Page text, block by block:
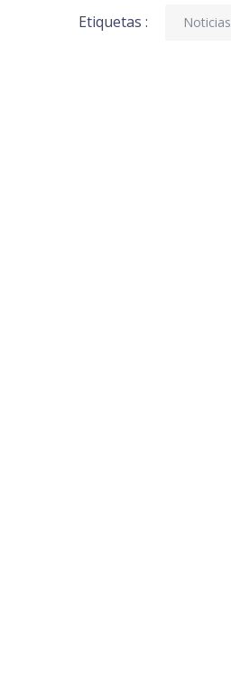
Etiquetas : Noticias